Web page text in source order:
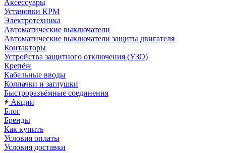
Аксессуары
Установки КРМ
Электротехника
Автоматические выключатели
Автоматические выключатели защиты двигателя
Контакторы
Устройства защитного отключения (УЗО)
Крепёж
Кабельные вводы
Колпачки и заглушки
Быстроразъёмные соединения
Акции
Блог
Бренды
Как купить
Условия оплаты
Условия доставки